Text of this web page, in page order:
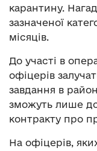
карантину.
зазначеної
місяців.
До участі в
офіцерів
завдання в
зможуть лише
контракту про
На офіцерів,